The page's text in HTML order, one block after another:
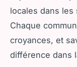
locales dans
Chaque
croyances, et
différence dans